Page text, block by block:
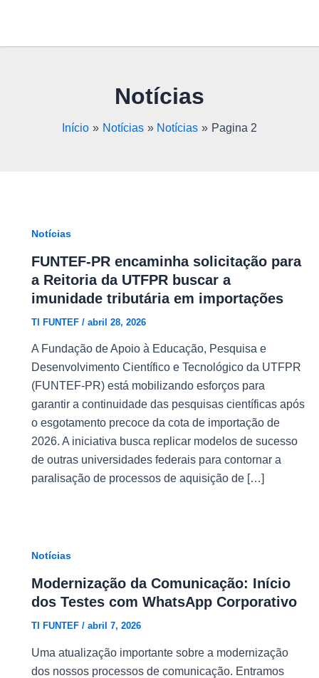
o
Notícias
Início Notícias Notícias Pagina 2
Notícias
FUNTEF-PR encaminha solicitação para
a Reitoria da UTFPR buscar a
imunidade tributária em importações
TI FUNTEF / abril 28, 2026
A Fundação de Apoio à Educação, Pesquisa e
Desenvolvimento Científico e Tecnológico da UTFPR
(FUNTEF-PR) está mobilizando esforços para
garantir a continuidade das pesquisas científicas após
o esgotamento precoce da cota de importação de
2026. A iniciativa busca replicar modelos de sucesso
de outras universidades federais para contornar a
paralisação de processos de aquisição de […]
Notícias
Modernização da Comunicação: Início
dos Testes com WhatsApp Corporativo
TI FUNTEF / abril 7, 2026
Uma atualização importante sobre a modernização
dos nossos processos de comunicação. Entramos
post